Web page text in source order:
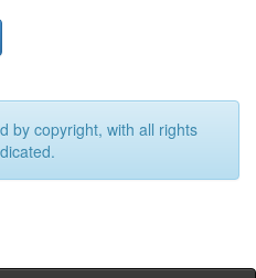
by copyright, with all rights